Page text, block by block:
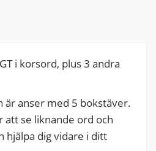
i korsord, plus 3 andra
är anser med 5 bokstäver.
att se liknande ord och
hjälpa dig vidare i ditt